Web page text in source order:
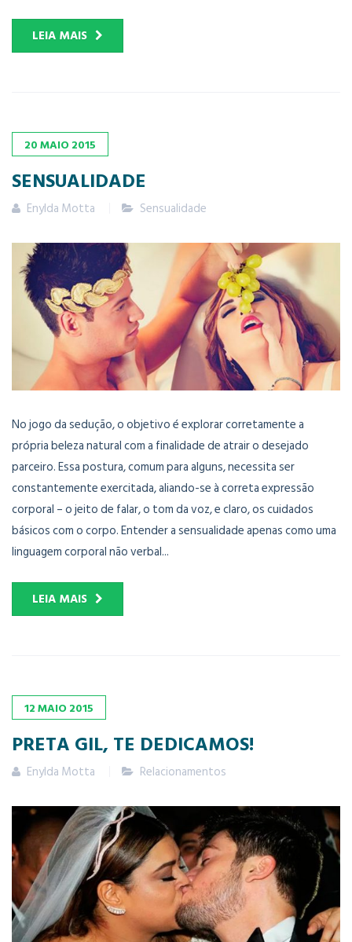
LEIA MAIS
20MAIO2015
SENSUALIDADE
Enylda Motta Sensualidade
No jogo da sedução, o objetivo é explorar corretamente a
própria beleza natural com a finalidade de atrair o desejado
parceiro. Essa postura, comum para alguns, necessita ser
constantemente exercitada, aliando-se à correta expressão
corporal – o jeito de falar, o tom da voz, e claro, os cuidados
básicos com o corpo. Entender a sensualidade apenas como uma
linguagem corporal não verbal...
LEIA MAIS
12MAIO2015
PRETA GIL, TE DEDICAMOS!
Enylda Motta Relacionamentos